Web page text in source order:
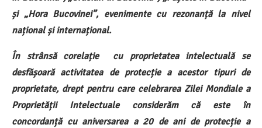
și „Hora Bucovinei”, evenimente cu rezonanță la nivel
național și internațional.
În strânsă corelație cu proprietatea intelectuală se
desfășoară activitatea de protecție a acestor tipuri de
proprietate, drept pentru care celebrarea Zilei Mondiale a
Proprietății Intelectuale considerăm că este în
concordanță cu aniversarea a 20 de ani de protecție a